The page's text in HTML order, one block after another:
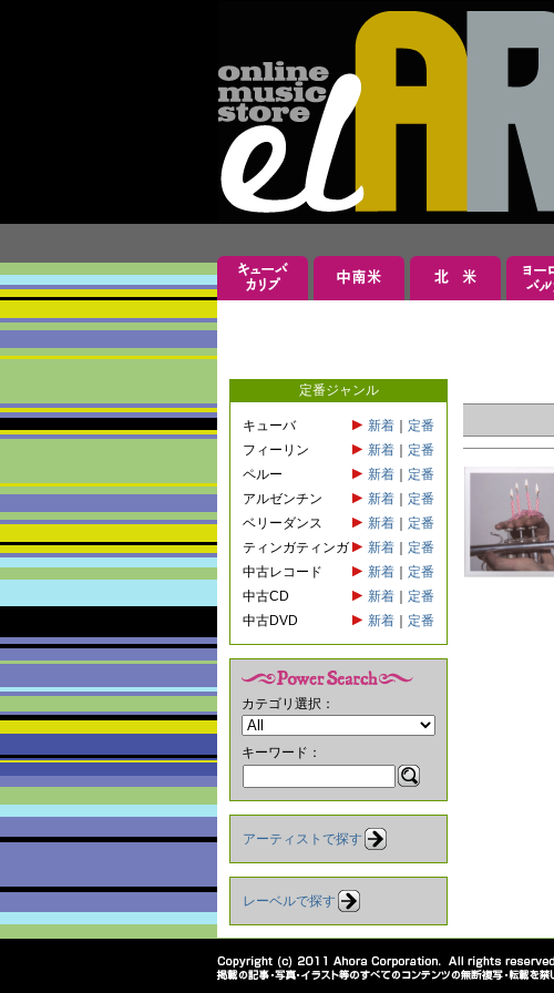
定番ジャンル
キューバ 新着
定番
フィーリン
新着
定番
ペルー
新着
定番
アルゼンチン
新着
定番
ベリーダンス
新着
定番
ティンガティンガ
新着
定番
中古レコード
新着
定番
中古CD
新着
定番
中古DVD
新着 定番
カテゴリ選択：
キーワード：
アーティストで探す
レーベルで探す